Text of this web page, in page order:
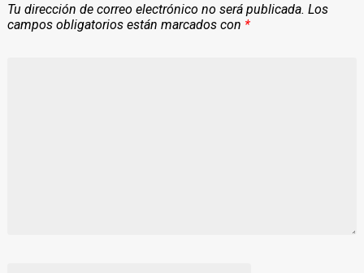
Tu dirección de correo electrónico no será publicada. Los
campos obligatorios están marcados con *